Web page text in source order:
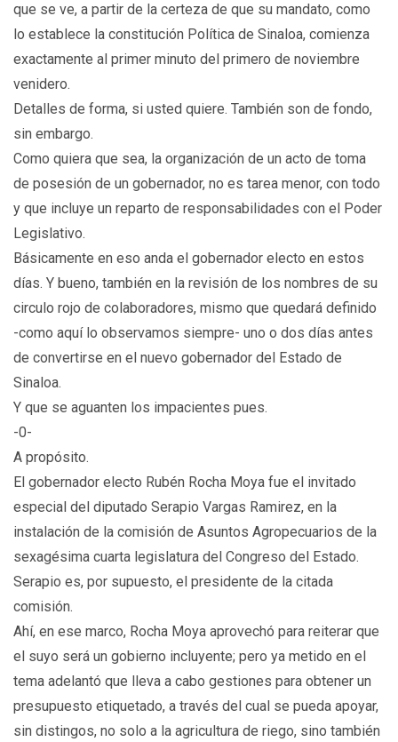
que se ve, a partir de la certeza de que su mandato, como
lo establece la constitución Política de Sinaloa, comienza
exactamente al primer minuto del primero de noviembre
venidero.
Detalles de forma, si usted quiere. También son de fondo,
sin embargo.
Como quiera que sea, la organización de un acto de toma
de posesión de un gobernador, no es tarea menor, con todo
y que incluye un reparto de responsabilidades con el Poder
Legislativo.
Básicamente en eso anda el gobernador electo en estos
días. Y bueno, también en la revisión de los nombres de su
circulo rojo de colaboradores, mismo que quedará definido
-como aquí lo observamos siempre- uno o dos días antes
de convertirse en el nuevo gobernador del Estado de
Sinaloa.
Y que se aguanten los impacientes pues.
-0-
A propósito.
El gobernador electo Rubén Rocha Moya fue el invitado
especial del diputado Serapio Vargas Ramirez, en la
instalación de la comisión de Asuntos Agropecuarios de la
sexagésima cuarta legislatura del Congreso del Estado.
Serapio es, por supuesto, el presidente de la citada
comisión.
Ahí, en ese marco, Rocha Moya aprovechó para reiterar que
el suyo será un gobierno incluyente; pero ya metido en el
tema adelantó que lleva a cabo gestiones para obtener un
presupuesto etiquetado, a través del cual se pueda apoyar,
sin distingos, no solo a la agricultura de riego, sino también